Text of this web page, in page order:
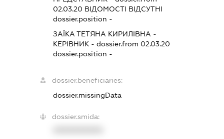
02.03.20 ВІДОМОСТІ ВІДСУТНІ
dossier.position -
ЗАЇКА ТЕТЯНА КИРИЛІВНА -
КЕРІВНИК - dossier.from 02.03.20
dossier.position -
dossier.beneficiaries:
dossier.missingData
dossier.smida: